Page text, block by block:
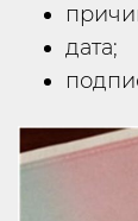
дата;